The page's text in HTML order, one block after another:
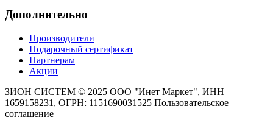
Дополнительно
Производители
Подарочный сертификат
Партнерам
Акции
ЗИОН СИСТЕМ © 2025 ООО "Инет Маркет", ИНН
1659158231, ОГРН: 1151690031525 Пользовательское
соглашение